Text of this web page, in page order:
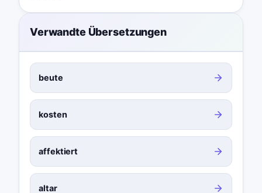
Verwandte Übersetzungen
beute
kosten
affektiert
altar